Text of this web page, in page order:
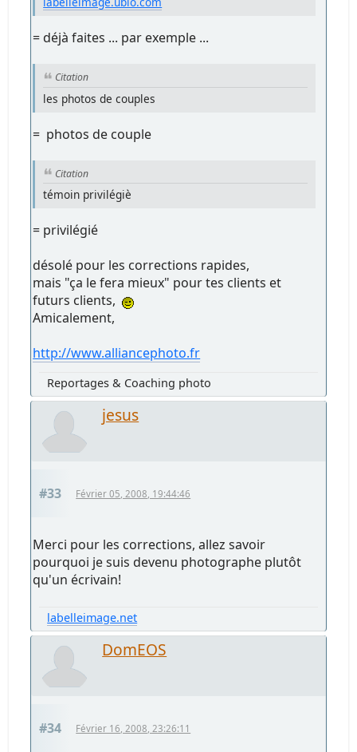
= déjà faites ... par exemple ...
Citation
les photos de couples
= photos de couple
Citation
témoin privilégiè
= privilégié
désolé pour les corrections rapides,
mais "ça le fera mieux" pour tes clients et
futurs clients,
Amicalement,
http://www.alliancephoto.fr
Reportages & Coaching photo
jesus
#33 Février 05, 2008, 19:44:46
Merci pour les corrections, allez savoir
pourquoi je suis devenu photographe plutôt
qu'un écrivain!
labelleimage.net
DomEOS
#34 Février 16, 2008, 23:26:11